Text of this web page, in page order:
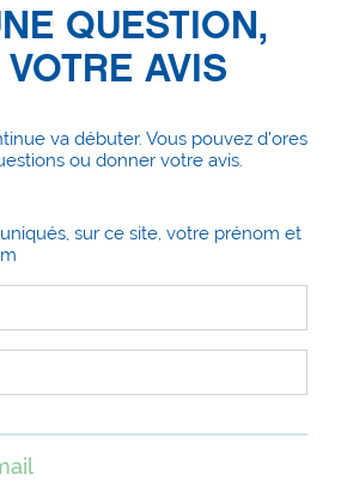
QUESTION,
AVIS
va débuter. Vous pouvez d'ores
ou donner votre avis.
sur ce site, votre prénom et